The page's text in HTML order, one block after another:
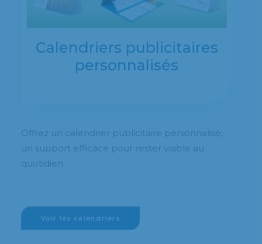
Calendriers publicitaires
personnalisés
Offrez un calendrier publicitaire personnalisé,
un support efficace pour rester visible au
quotidien.
Voir les calendriers